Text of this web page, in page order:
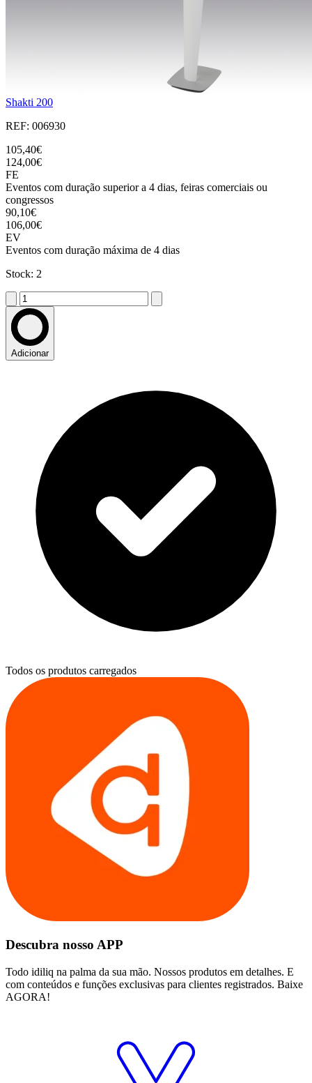
Shakti 200
REF: 006930
105,40€
124,00€
FE
Eventos com duração superior a 4 dias, feiras comerciais ou
congressos
90,10€
106,00€
EV
Eventos com duração máxima de 4 dias
Stock: 2
Adicionar
Todos os produtos carregados
Descubra nosso APP
Todo idiliq na palma da sua mão. Nossos produtos em detalhes. E
com conteúdos e funções exclusivas para clientes registrados. Baixe
AGORA!